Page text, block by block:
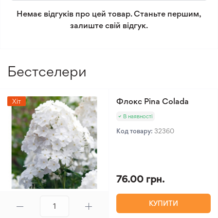
Сонячне світло
Рекомендується світла
сторона
догляду
Мінімальне замовлення 300 грн.
Немає відгуків про цей товар. Станьте першим,
залиште свій відгук.
Бестселери
Хіт Флокс Pina Colada
В наявності
Код товару: 32360
76.00 грн.
КУПИТИ